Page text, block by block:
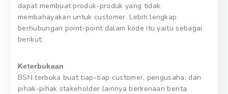
dapat membuat produk-produk yang tidak
membahayakan untuk customer. Lebih lengkap
berhubungan point-point dalam kode itu yaitu sebagai
berikut:
Keterbukaan
BSN terbuka buat tiap-tiap customer, pengusaha, dan
pihak-pihak stakeholder lainnya berkenaan berita